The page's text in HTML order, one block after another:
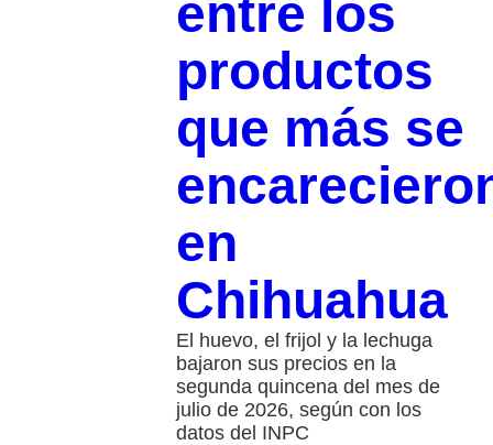
entre los
productos
que más se
en
Chihuahua
El huevo, el frijol y la lechuga
bajaron sus precios en la
segunda quincena del mes de
julio de 2026, según con los
datos del INPC